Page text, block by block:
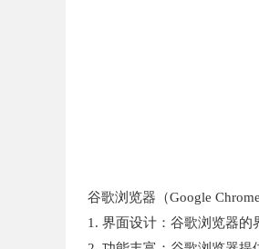
谷歌浏览器（Google
1. 界面设计：谷歌浏览器的